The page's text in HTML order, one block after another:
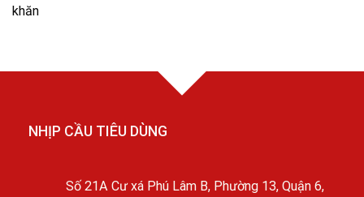
khăn
NHỊP CẦU TIÊU DÙNG
Số 21A Cư xá Phú Lâm B, Phường 13, Quận 6,